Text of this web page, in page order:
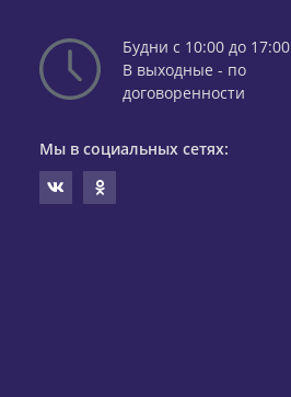
Будни с 10:00 до 17:00
В выходные - по
договоренности
Мы в социальных сетях: